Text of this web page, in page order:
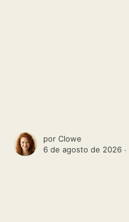
porClowe
6 de agosto de 2026 ∙